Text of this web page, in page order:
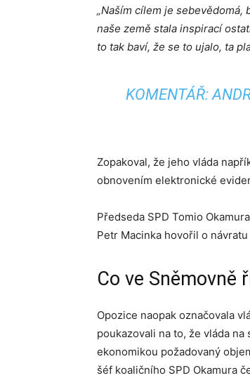
„Naším cílem je
naše země stala inspirací
to tak baví, že se to ujalo, ta
KOMENTÁŘ:
Zopakoval, že jeho vláda
obnovením elektronické
Předseda SPD Tomio
Petr Macinka hovořil o
Co ve Sněmovně
Opozice naopak označovala
poukazovali na to, že vláda
ekonomikou požadovaný
šéf koaličního SPD Okamura